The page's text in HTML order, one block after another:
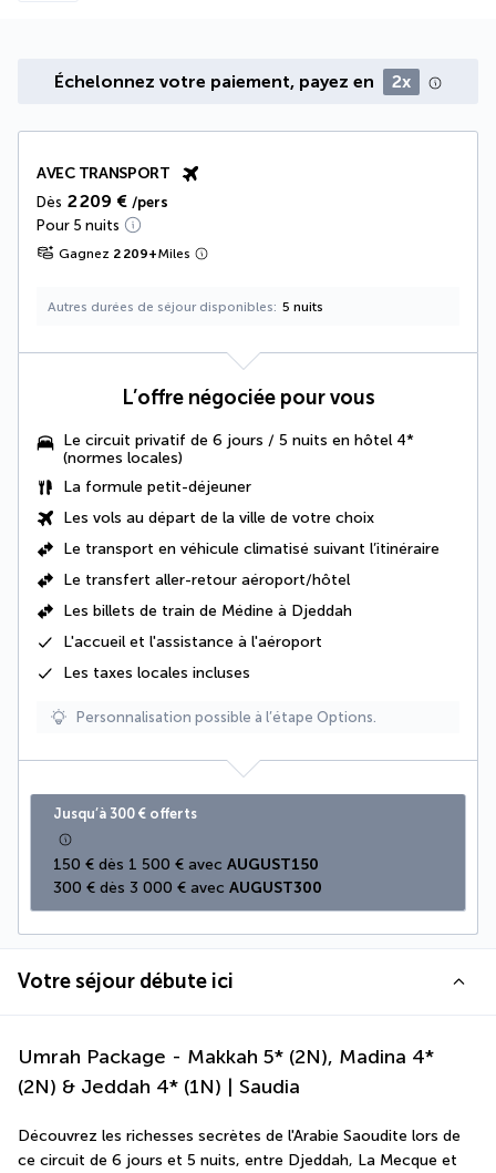
Échelonnez votre paiement, payez en 2x
AVEC TRANSPORT
Dès 2 209 € /pers
Pour 5 nuits
Gagnez 2 209+Miles
Autres durées de séjour disponibles 5 nuits
L’offre négociée pour vous
Le circuit privatif de 6 jours / 5 nuits en hôtel 4*
(normes locales)
La formule petit-déjeuner
Les vols au départ de la ville de votre choix
Le transport en véhicule climatisé suivant l’itinéraire
Le transfert aller-retour aéroport/hôtel
Les billets de train de Médine à Djeddah
L'accueil et l'assistance à l'aéroport
Les taxes locales incluses
Personnalisation possible à l’étape Options.
Jusqu’à 300 € offerts
150 € dès 1 500 € avec AUGUST150
300 € dès 3 000 € avec AUGUST300
Votre séjour débute ici
Umrah Package - Makkah 5* (2N), Madina 4*
(2N) & Jeddah 4* (1N) | Saudia
Découvrez les richesses secrètes de l'Arabie Saoudite lors de
ce circuit de 6 jours et 5 nuits, entre Djeddah, La Mecque et